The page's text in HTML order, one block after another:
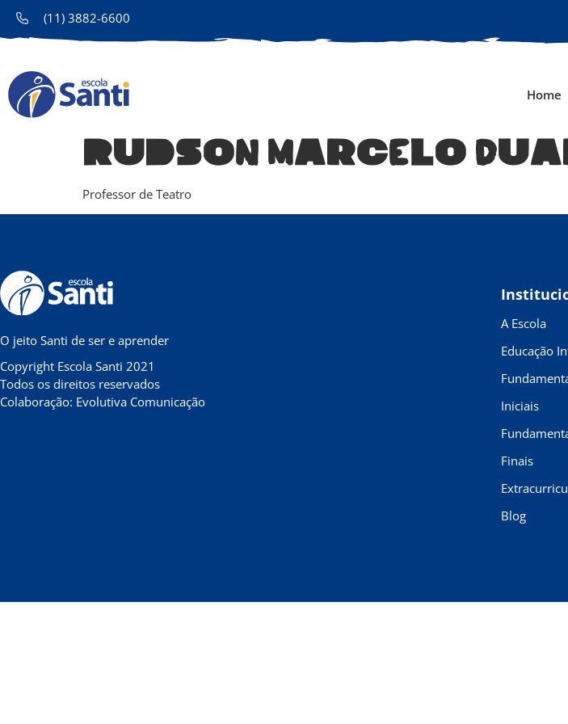
(11) 3882-6600
Home
Rudson Marcelo
Professor de Teatro
O jeito Santi de ser e aprender
Copyright Escola Santi 2021
Todos os direitos reservados
Colaboração: Evolutiva Comunicação
A Escola
Educação
Iniciais
Finais
Blog